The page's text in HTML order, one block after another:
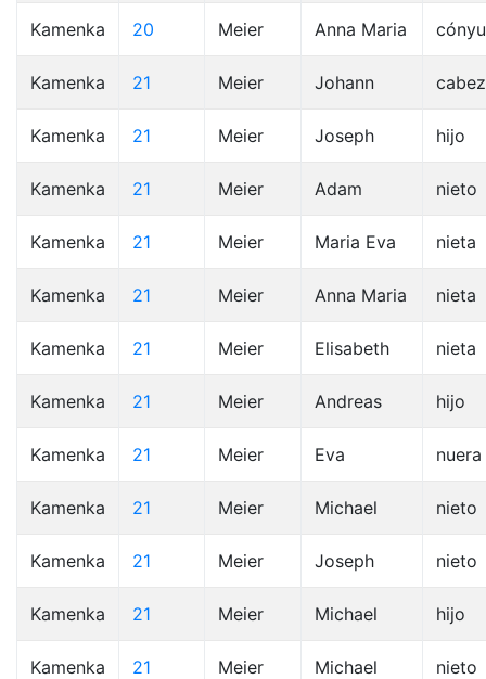
Kamenka 20 Meier Anna Maria
Kamenka 21 Meier Johann
Kamenka 21 Meier Joseph hijo
Kamenka 21 Meier Adam nieto
Kamenka 21 Meier Maria Eva nieta
Kamenka 21 Meier Anna Maria nieta
Kamenka 21 Meier Elisabeth nieta
Kamenka 21 Meier Andreas hijo
Kamenka 21 Meier Eva nuera
Kamenka 21 Meier Michael nieto
Kamenka 21 Meier Joseph nieto
Kamenka 21 Meier Michael hijo
Kamenka 21 Meier Michael nieto